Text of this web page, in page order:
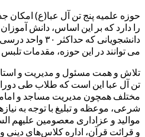
را دارد که بر این اساس، دانش
دانشجویانی که
می توانند در این حوزه، مقدمات
تلاش و همت مسئول و مدیریت و
تن آل عبا این است که طلاب طی
مختلف همچون مدیریت مساجد و
شرعی، موعظه و تبلیغ با توجه به
موالید و عزاداری معصومین علیهم
و قرائت قرآن، اداره کلاس‌های